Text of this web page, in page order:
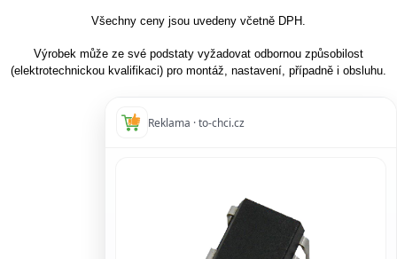
Všechny ceny jsou uvedeny včetně DPH.
Výrobek může ze své podstaty vyžadovat odbornou způsobilost
(elektrotechnickou kvalifikaci) pro montáž, nastavení, případně i obsluhu.
Reklama · to-chci.cz